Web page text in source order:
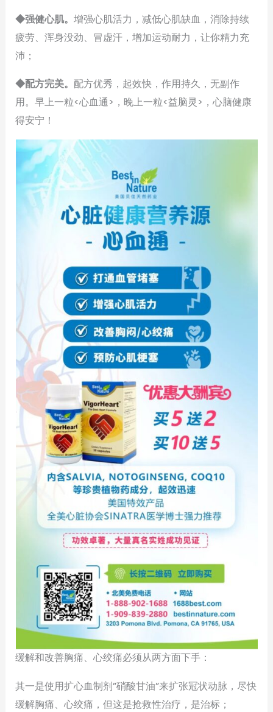
◆强健心肌。增强心肌活力，减低心肌缺血，消除持续
疲劳、浑身没劲、冒虚汗，增加运动耐力，让你精力充
沛；
◆配方完美。 配方优秀，起效快，作用持久，无副作
用。早上一粒<心血通>，晚上一粒<益脑灵>，心脑健康
得安宁！
缓解和改善胸痛、心绞痛必须从两方面下手：
其一是使用扩心血制剂”硝酸甘油”来扩张冠状动脉，尽快
缓解胸痛、心绞痛，但这是抢救性治疗，是治标；